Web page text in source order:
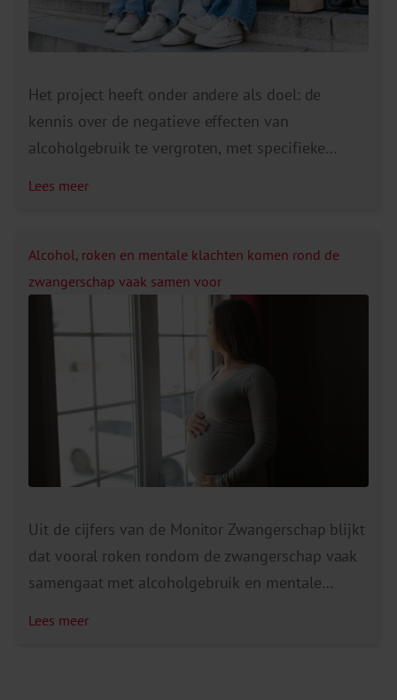
Alcohol, roken en mentale klachten komen rond de
zwangerschap vaak samen voor
Uit de cijfers van de Monitor Zwangerschap blijkt
dat vooral roken rondom de zwangerschap vaak
samengaat met alcoholgebruik en mentale
Lees meer
Het project heeft onder andere als doel: de
kennis over de negatieve effecten van
alcoholgebruik te vergroten, met specifieke
gemeenten, onderwijsinstellingen,
studentenorganisaties en de preventie- en
verslavingszorg te versterken; oplossingen te
ontwikkelen die bottom-up ontstaan en passen
Lees meer